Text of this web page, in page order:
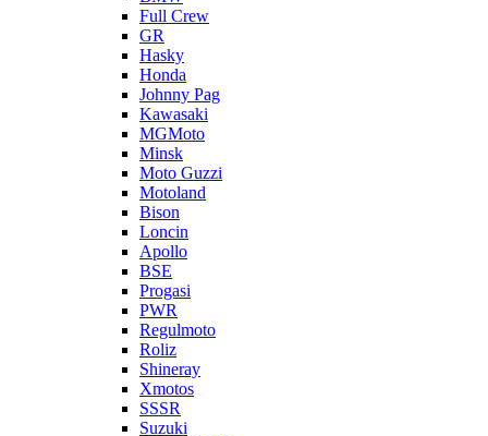
Full Crew
GR
Hasky
Honda
Johnny Pag
Kawasaki
MGMoto
Minsk
Moto Guzzi
Motoland
Bison
Loncin
Apollo
BSE
Progasi
PWR
Regulmoto
Roliz
Shineray
Xmotos
SSSR
Suzuki